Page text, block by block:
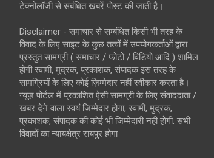
टेक्नोलॉजी से संबंधित खबरें पोस्ट की जाती है।
Disclaimer - समाचार से सम्बंधित किसी भी तरह के
विवाद के लिए साइट के कुछ तत्वों में उपयोगकर्ताओं द्वारा
प्रस्तुत सामग्री ( समाचार / फोटो / विडियो आदि ) शामिल
होगी स्वामी, मुद्रक, प्रकाशक, संपादक इस तरह के
सामग्रियों के लिए कोई ज़िम्मेदार नहीं स्वीकार करता है।
न्यूज़ पोर्टल में प्रकाशित ऐसी सामग्री के लिए संवाददाता /
खबर देने वाला स्वयं जिम्मेदार होगा, स्वामी, मुद्रक,
प्रकाशक, संपादक की कोई भी जिम्मेदारी नहीं होगी. सभी
विवादों का न्यायक्षेत्र रायपुर होगा